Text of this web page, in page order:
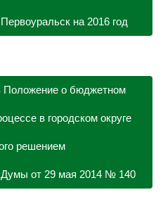
на 2016 год
Положение о бюджетном
в городском округе
решением
Думы от 29 мая 2014 № 140